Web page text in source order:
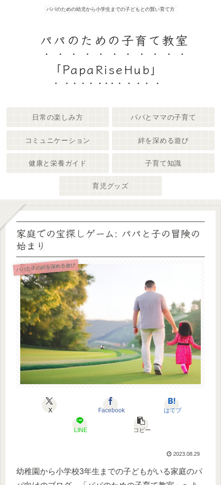
パパのための幼児から小学生までの子どもとの賢い育て方
パパのための子育て教室
「PapaRiseHub」
日常の楽しみ方 パパとママの子育て
コミュニケーション 絆を深める遊び
健康と栄養ガイド 子育て知識
育児グッズ
家庭での宝探しゲーム: パパと子の冒険の
始まり
パパと子の絆を深める遊び
X Facebook はてブ
LINE コピー
2023.08.29
幼稚園から小学校3年生までの子どもがいる家庭のパ